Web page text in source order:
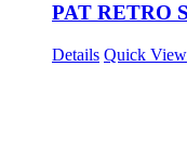
PAT RETRO
Details Quick View